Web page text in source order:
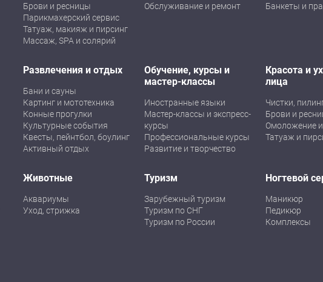
Брови и ресницы
Парикмахерский сервис
Татуаж, макияж и пирсинг
Массаж, SPA и солярий
Обслуживание и ремонт
Банкеты и
Развлечения и отдых
Бани и сауны
Картинг и мототехника
Конные прогулки
Культурные события
Квесты, пейнтбол, боулинг
Активный отдых
Обучение, курсы и
мастер-классы
Иностранные языки
Мастер-классы и экспресс-
курсы
Профессиональные курсы
Развитие и творчество
Красота и
лица
Чистки,
Брови и
Омоложение
Татуаж и
Животные
Аквариумы
Уход, стрижка
Туризм
Зарубежный туризм
Туризм по СНГ
Туризм по России
Ногтевой
Маникюр
Педикюр
Комплексы